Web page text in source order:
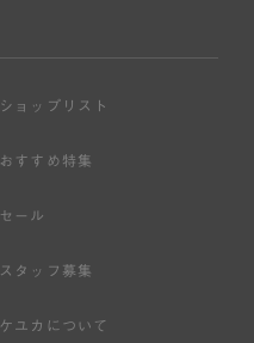
ショップリスト
おすすめ特集
セール
スタッフ募集
ケユカについて